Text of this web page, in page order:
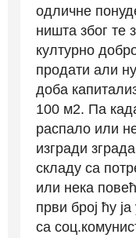
одличне
ништа због те
културно
продати али
доба
100 м2. Па
распало или
изгради
складу са
или нека
први број ћу
са